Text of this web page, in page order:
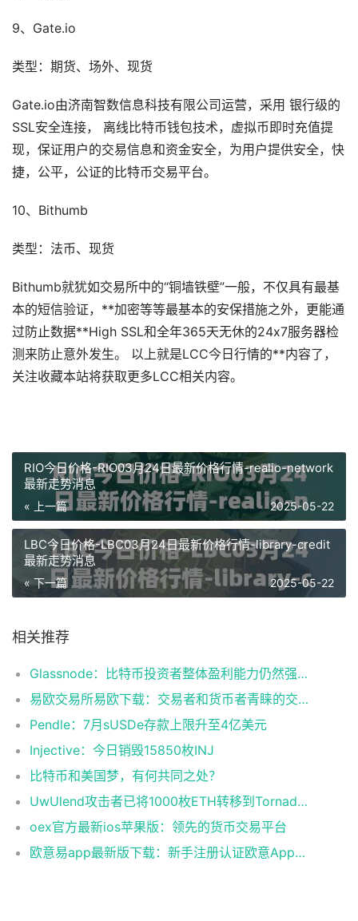
9、Gate.io
类型：期货、场外、现货
Gate.io由济南智数信息科技有限公司运营，采用 银行级的
SSL安全连接， 离线比特币钱包技术，虚拟币即时充值提
现，保证用户的交易信息和资金安全，为用户提供安全，快
捷，公平，公证的比特币交易平台。
10、Bithumb
类型：法币、现货
Bithumb就犹如交易所中的“铜墙铁壁”一般，不仅具有最基
本的短信验证，**加密等等最基本的安保措施之外，更能通
过防止数据**High SSL和全年365天无休的24x7服务器检
测来防止意外发生。 以上就是LCC今日行情的**内容了，
关注收藏本站将获取更多LCC相关内容。
RIO今日价格-RIO03月24日最新价格行情-realio-network
最新走势消息
« 上一篇 2025-05-22
LBC今日价格-LBC03月24日最新价格行情-library-credit
最新走势消息
« 下一篇 2025-05-22
相关推荐
Glassnode：比特币投资者整体盈利能力仍然强劲，更大的波动即将到来
易欧交易所易欧下载：交易者和货币者青睐的交易平台
Pendle：7月sUSDe存款上限升至4亿美元
Injective：今日销毁15850枚INJ
比特币和美国梦，有何共同之处？
UwUlend攻击者已将1000枚ETH转移到Tornado Cash
oex官方最新ios苹果版：领先的货币交易平台
欧意易app最新版下载：新手注册认证欧意App下载操作教程